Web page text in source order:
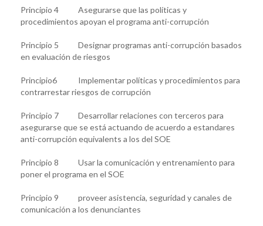
Principio 4 Asegurarse que las políticas y
procedimientos apoyan el programa anti-corrupción
Principio 5 Designar programas anti-corrupción basados
en evaluación de riesgos
Principio6 Implementar políticas y procedimientos para
contrarrestar riesgos de corrupción
Principio 7 Desarrollar relaciones con terceros para
asegurarse que se está actuando de acuerdo a estandares
anti-corrupción equivalents a los del SOE
Principio 8 Usar la comunicación y entrenamiento para
poner el programa en el SOE
Principio 9 proveer asistencia, seguridad y canales de
comunicación a los denunciantes